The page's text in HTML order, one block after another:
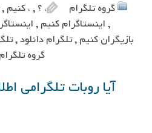
گروه تلگرام ، ؟,، کنیم,
اینستاگرام کنیم,
بازیگران کنیم,تلگرام دانلود,
گروه تلگرام,
آیا روبات تلگرامی